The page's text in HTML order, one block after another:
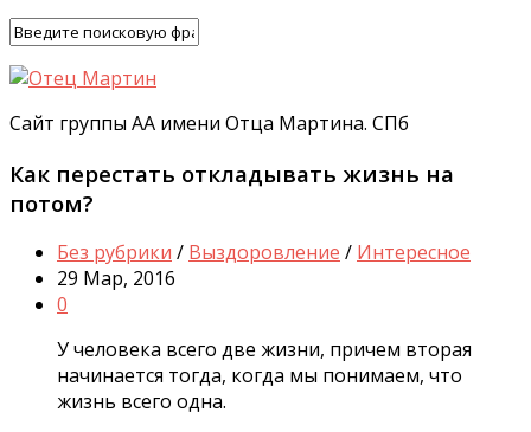
Сайт группы АА имени Отца Мартина. СПб
Как перестать откладывать жизнь на
потом?
Без рубрики / Выздоровление / Интересное
29 Мар, 2016
0
У человека всего две жизни, причем вторая
начинается тогда, когда мы понимаем, что
жизнь всего одна.